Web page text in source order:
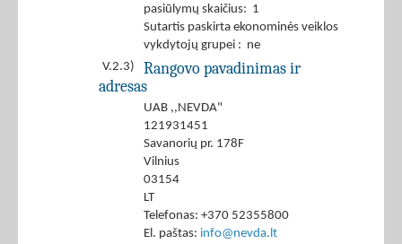
pasiūlymų skaičius: 1
Sutartis paskirta ekonominės veiklos
vykdytojų grupei : ne
V.2.3)
Rangovo pavadinimas ir
adresas
UAB ,,NEVDA"
121931451
Savanorių pr. 178F
Vilnius
03154
LT
Telefonas: +370 52355800
El. paštas: info@nevda.lt